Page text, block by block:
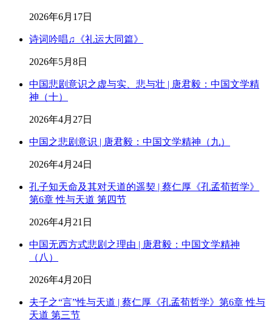
2026年6月17日
诗词吟唱♫《礼运大同篇》
2026年5月8日
中国悲剧意识之虚与实、悲与壮 | 唐君毅：中国文学精
神（十）
2026年4月27日
中国之悲剧意识 | 唐君毅：中国文学精神（九）
2026年4月24日
孔子知天命及其对天道的遥契 | 蔡仁厚《孔孟荀哲学》
第6章 性与天道 第四节
2026年4月21日
中国无西方式悲剧之理由 | 唐君毅：中国文学精神
（八）
2026年4月20日
夫子之“言”性与天道 | 蔡仁厚《孔孟荀哲学》第6章 性与
天道 第三节